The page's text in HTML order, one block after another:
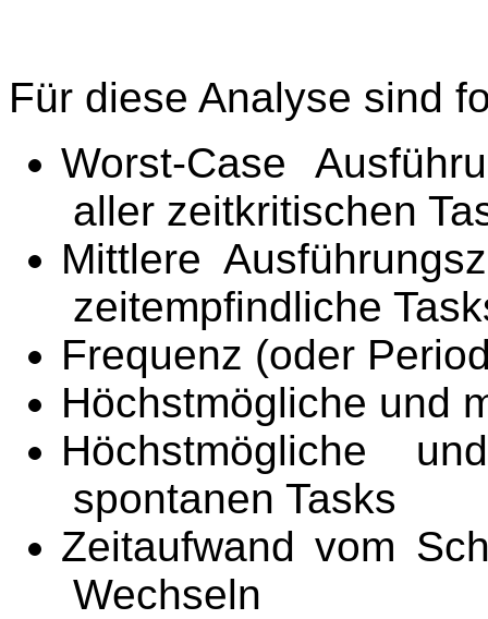
Für diese Analyse sind
Worst-Case
aller zeitkritischen
Mittlere
zeitempfindliche
Frequenz (oder
Höchstmögliche und
Höchstmögliche
spontanen Tasks
Zeitaufwand vom
Wechseln